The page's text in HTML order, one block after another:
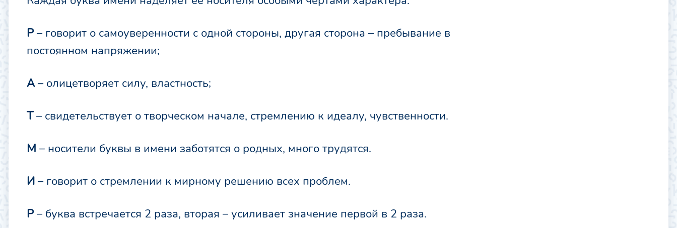
Р– говорит о самоуверенности с одной стороны, другая сторона – пребывание в
постоянном напряжении;
А– олицетворяет силу, властность;
Т– свидетельствует о творческом начале, стремлению к идеалу, чувственности.
М – носители буквы в имени заботятся о родных, много трудятся.
И – говорит о стремлении к мирному решению всех проблем.
Р– буква встречается 2 раза, вторая – усиливает значение первой в 2 раза.